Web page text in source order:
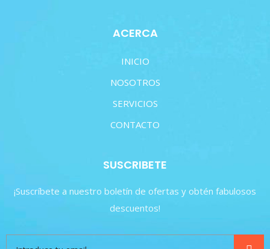
ACERCA
INICIO
NOSOTROS
SERVICIOS
CONTACTO
SUSCRIBETE
¡Suscríbete a nuestro boletín de ofertas y obtén fabulosos
descuentos!